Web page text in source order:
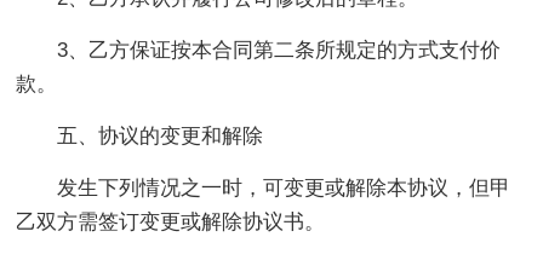
3、乙方保证按本合同第二条所规定的方式支付价
款。
五、协议的变更和解除
发生下列情况之一时，可变更或解除本协议，但甲
乙双方需签订变更或解除协议书。